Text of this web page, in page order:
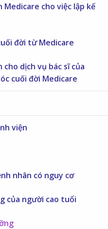
cho việc lập kế
đời từ Medicare
dịch vụ bác sĩ của
cuối đời Medicare
viện
nhân có nguy cơ
của người cao tuổi